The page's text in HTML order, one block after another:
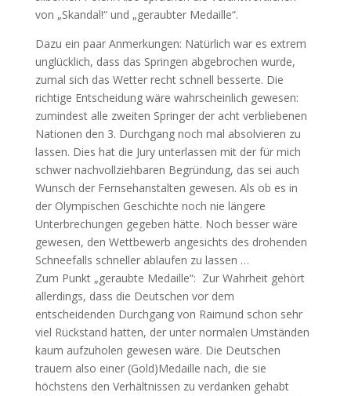
von „Skandal!“ und „geraubter Medaille“.
Dazu ein paar Anmerkungen: Natürlich war es extrem
unglücklich, dass das Springen abgebrochen wurde,
zumal sich das Wetter recht schnell besserte. Die
richtige Entscheidung wäre wahrscheinlich gewesen:
zumindest alle zweiten Springer der acht verbliebenen
Nationen den 3. Durchgang noch mal absolvieren zu
lassen. Dies hat die Jury unterlassen mit der für mich
schwer nachvollziehbaren Begründung, das sei auch
Wunsch der Fernsehanstalten gewesen. Als ob es in
der Olympischen Geschichte noch nie längere
Unterbrechungen gegeben hätte. Noch besser wäre
gewesen, den Wettbewerb angesichts des drohenden
Schneefalls schneller ablaufen zu lassen …
Zum Punkt „geraubte Medaille“: Zur Wahrheit gehört
allerdings, dass die Deutschen vor dem
entscheidenden Durchgang von Raimund schon sehr
viel Rückstand hatten, der unter normalen Umständen
kaum aufzuholen gewesen wäre. Die Deutschen
trauern also einer (Gold)Medaille nach, die sie
höchstens den Verhältnissen zu verdanken gehabt